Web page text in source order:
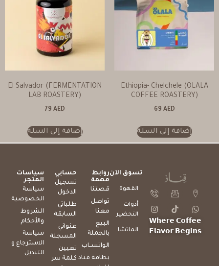
Ethiopia- Chelchele (OLALA
COFFEE ROASTERY)
69 AED
إضافة إلى السلة
El Salvador (FERMENTATION
LAB ROASTERY)
79 AED
إضافة إلى السلة
𝗪𝗵𝗲𝗿𝗲 𝗖𝗼𝗳𝗳𝗲𝗲
𝗙𝗹𝗮𝘃𝗼𝗿 𝗕𝗲𝗴𝗶𝗻𝘀
تسوق الآن
القهوة
أدوات
التحضير
الماتشا
روابط
مهمة
قصتنا
تواصل
معنا
البيع
بالجملة
الواتســاب
بطاقة قناد
حسابي
تسجيل
الدخول
طلباتي
السابقة
عنواني
المسجلة
تعيين
كلمة سر
سياسات
المتجر
سياسة
الخصوصية
الشروط
والأحكام
سياسة
الاسترجاع و
التبديل